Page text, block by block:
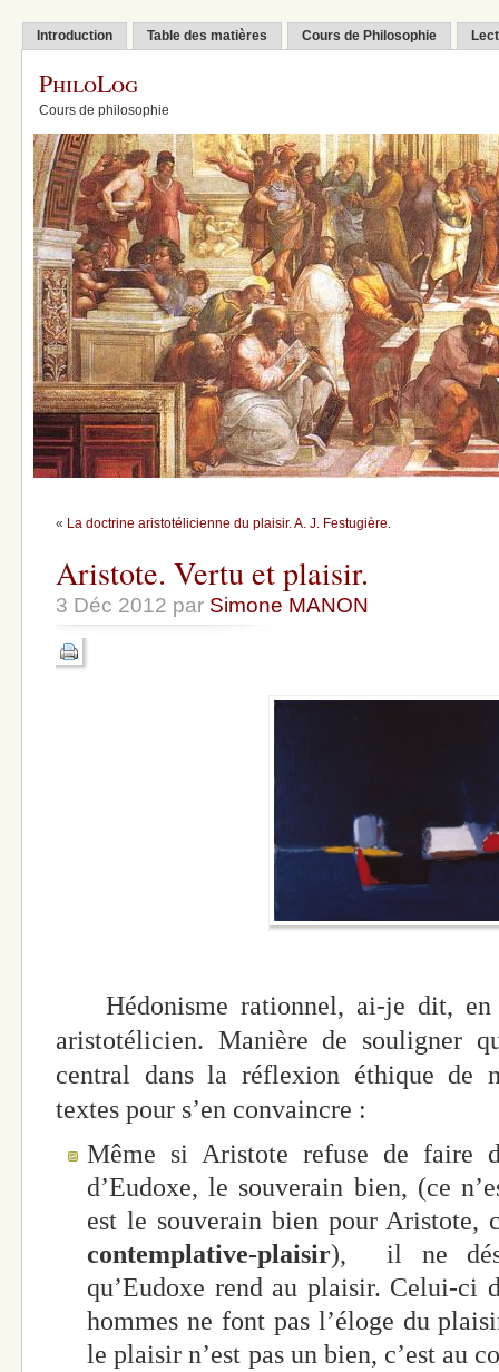
Introduction Table des matières Cours de Philosophie
PhiloLog
Cours de philosophie
« La doctrine aristotélicienne du plaisir. A. J. Festugière.
Aristote. Vertu et plaisir.
3 Déc 2012 par Simone MANON
Hédonisme rationnel, ai-je dit, en
aristotélicien. Manière de souligner
central dans la réflexion éthique de
textes pour s’en convaincre :
Même si Aristote refuse de faire
d’Eudoxe, le souverain bien, (ce
est le souverain bien pour Aristote,
contemplative-plaisir), il ne
qu’Eudoxe rend au plaisir. Celui-
hommes ne font pas l’éloge du
le plaisir n’est pas un bien, c’est au